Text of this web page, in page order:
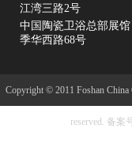
江湾三路2号
中国陶瓷卫浴总部展
季华西路68号
Copyright © 2011 Foshan
reserved. 备案